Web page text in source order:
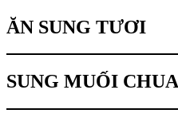
ĂN SUNG TƯƠI
SUNG MUỐI CHUA